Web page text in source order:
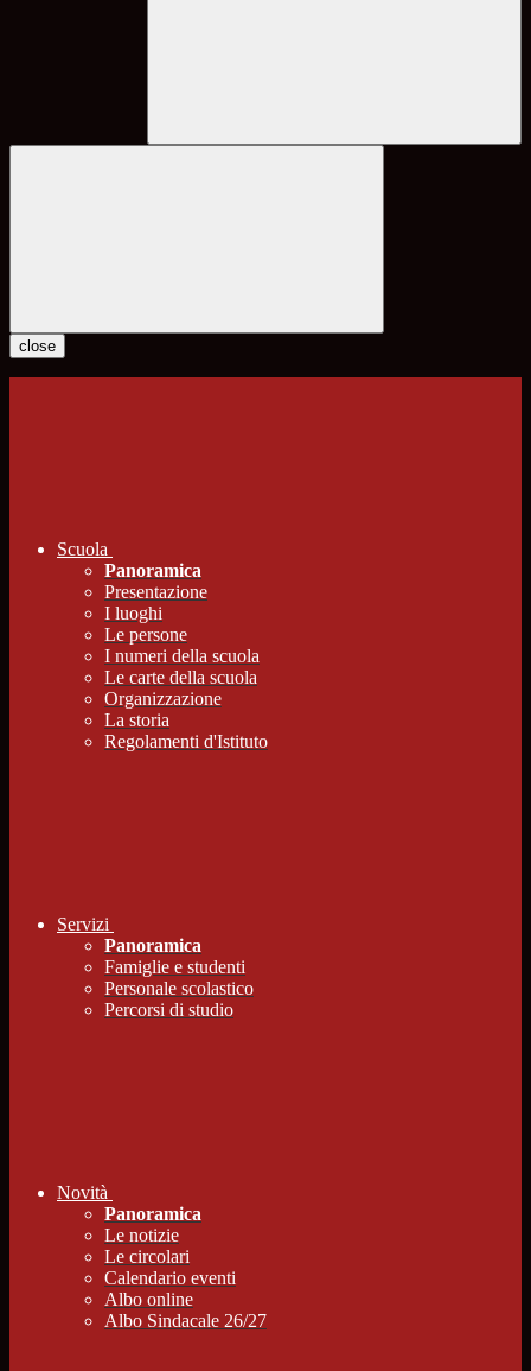
close
Scuola
Panoramica
Presentazione
I luoghi
Le persone
I numeri della scuola
Le carte della scuola
Organizzazione
La storia
Regolamenti d'Istituto
Servizi
Panoramica
Famiglie e studenti
Personale scolastico
Percorsi di studio
Novità
Panoramica
Le notizie
Le circolari
Calendario eventi
Albo online
Albo Sindacale 26/27